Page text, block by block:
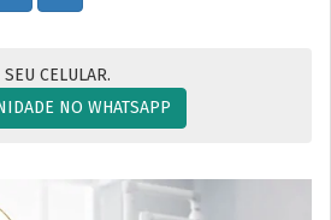
CELULAR.
NO WHATSAPP